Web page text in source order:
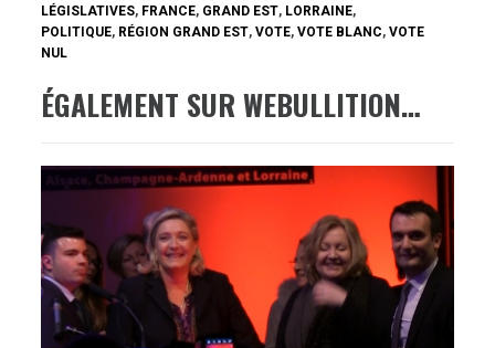
LÉGISLATIVES, FRANCE, GRAND EST, LORRAINE,
POLITIQUE, RÉGION GRAND EST,VOTE,VOTE BLANC,VOTE
NUL
ÉGALEMENT SUR WEBULLITION…